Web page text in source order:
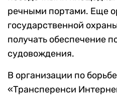
речными портами. Еще
государственной
получать обеспечение
судовождения.
В организации по
«Трансперенси